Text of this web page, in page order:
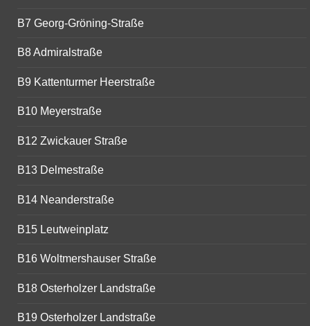
B7 Georg-Gröning-Straße
B8 Admiralstraße
B9 Kattenturmer Heerstraße
B10 Meyerstraße
B12 Zwickauer Straße
B13 Delmestraße
B14 Neanderstraße
B15 Leutweinplatz
B16 Woltmershauser Straße
B18 Osterholzer Landstraße
B19 Osterholzer Landstraße